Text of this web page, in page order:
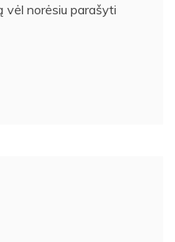
vėl norėsiu parašyti